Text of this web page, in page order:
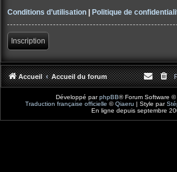
Conditions d’utilisation | Politique de
Inscription
Accueil Accueil du forum
Développé parphpBB® Forum Software ©
Traduction française officielle ©Qiaeru | Style par
En ligne depuis septembre